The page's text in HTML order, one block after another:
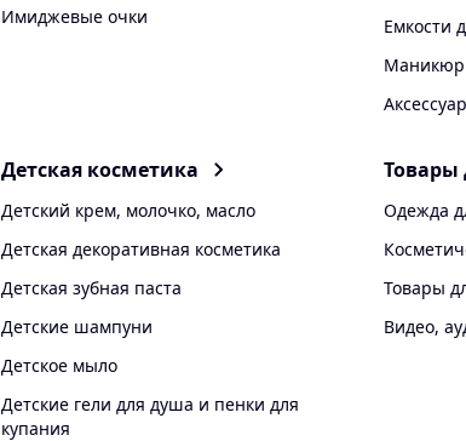
Имиджевые очки
Емкости
Детская косметика
Детский крем, молочко, масло
Детская декоративная косметика
Детская зубная паста
Детские шампуни
Детское мыло
Детские гели для душа и пенки для
купания
Товары
Одежда
Товары
Видео,